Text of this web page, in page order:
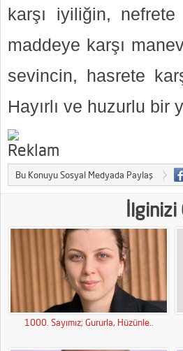
karşı iyiliğin,
maddeye karşı
sevincin, hasrete
Hayırlı ve huzurlu bir
Bu Konuyu Sosyal Medyada Paylaş
İlginizi
1000. Sayımız; Gururla, Hüzünle..